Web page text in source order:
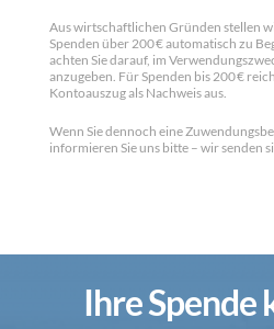
Aus wirtschaftlichen Gründen stellen
Spenden über 200 € automatisch zu
achten Sie darauf, im
anzugeben. Für Spenden bis 200 €
Kontoauszug als Nachweis aus.
Wenn Sie dennoch eine
informieren Sie uns bitte – wir senden
Ihre Spende